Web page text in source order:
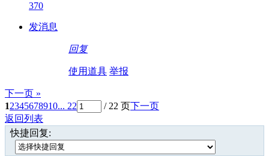
370
发消息
回复
使用道具 举报
下一页 »
12345678910... 22 / 22 页下一页
返回列表
快捷回复: